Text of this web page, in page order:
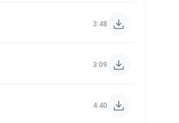
3:48
3:09
4:40